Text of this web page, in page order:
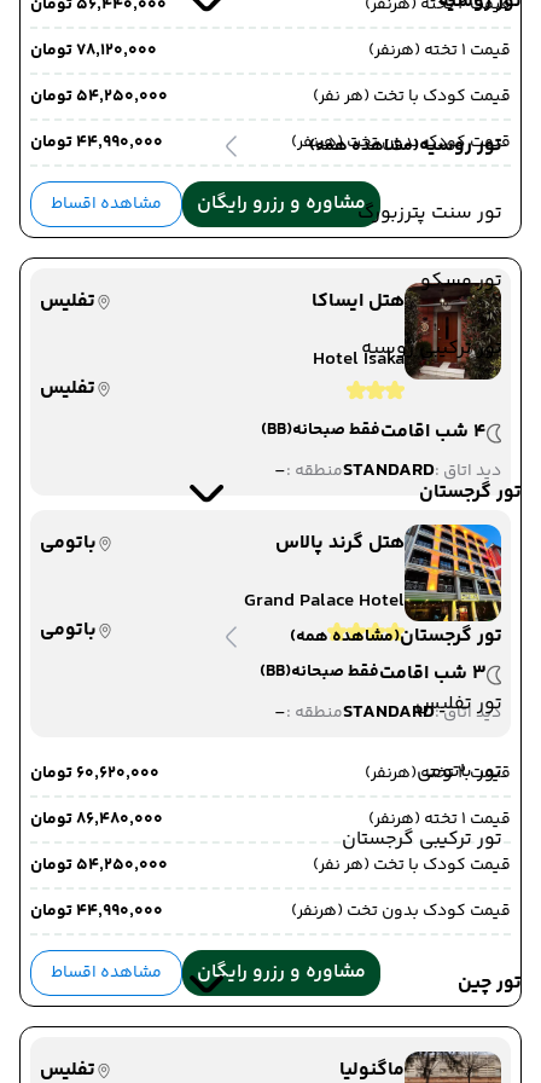
تور روسیه(مشاهده همه)
تور سنت پترزبورگ
تور مسکو
تور ترکیبی روسیه
تور گرجستان
تور گرجستان(مشاهده همه)
تور تفلیس
تور باتومی
تور ترکیبی گرجستان
تور چین
قیمت 1 تخته (هرنفر)
۷۸٬۱۲۰٬۰۰۰ تومان
قیمت کودک با تخت (هر نفر)
۵۴٬۲۵۰٬۰۰۰ تومان
قیمت کودک بدون تخت (هرنفر)
۴۴٬۹۹۰٬۰۰۰ تومان
مشاوره و رزرو رایگان مشاهده اقساط
هتل ایساکا
تفلیس
Hotel Isaka
تفلیس
4 شب اقامت
فقط صبحانه(BB)
دید اتاق :STANDARDمنطقه :-
هتل گرند پالاس
باتومی
Grand Palace Hotel
باتومی
3 شب اقامت
فقط صبحانه(BB)
دید اتاق :STANDARDمنطقه :-
قیمت 2 تخته (هرنفر)
۶۰٬۶۲۰٬۰۰۰ تومان
قیمت 1 تخته (هرنفر)
۸۶٬۴۸۰٬۰۰۰ تومان
قیمت کودک با تخت (هر نفر)
۵۴٬۲۵۰٬۰۰۰ تومان
قیمت کودک بدون تخت (هرنفر)
۴۴٬۹۹۰٬۰۰۰ تومان
مشاوره و رزرو رایگان مشاهده اقساط
ماگنولیا تفلیس